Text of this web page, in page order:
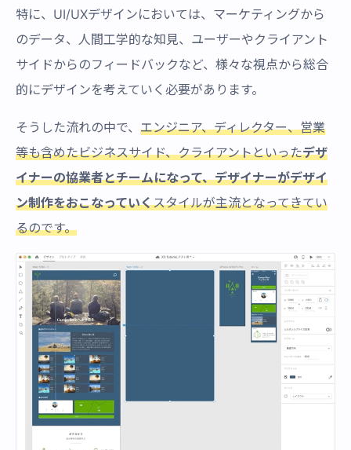
特に、UI/UXデザインにおいては、マーケティングから
のデータ、人間工学的な知見、ユーザーやクライアント
サイドからのフィードバックなど、様々な視点から総合
的にデザインを考えていく必要があります。
そうした流れの中で、 エンジニア、ディレクター、営業
等も含めたビジネスサイド、クライアントといったデザ
イナーの協業者とチームになって、デザイナーがデザイ
ン制作をおこなっていくスタイルが主流となってきてい
るのです。